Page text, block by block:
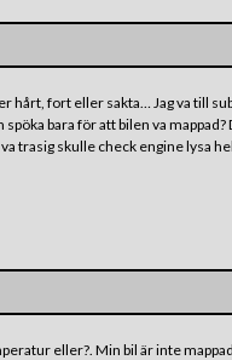
hårt, fort eller sakta… Jag va till
bara för att bilen va mappad?
va trasig skulle check engine lysa
eller?. Min bil är inte